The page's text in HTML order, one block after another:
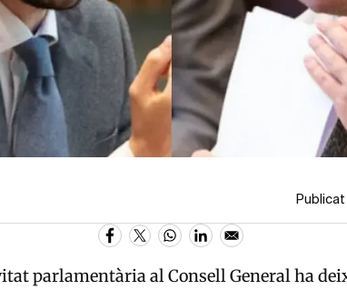
parlamentària al Consell General ha